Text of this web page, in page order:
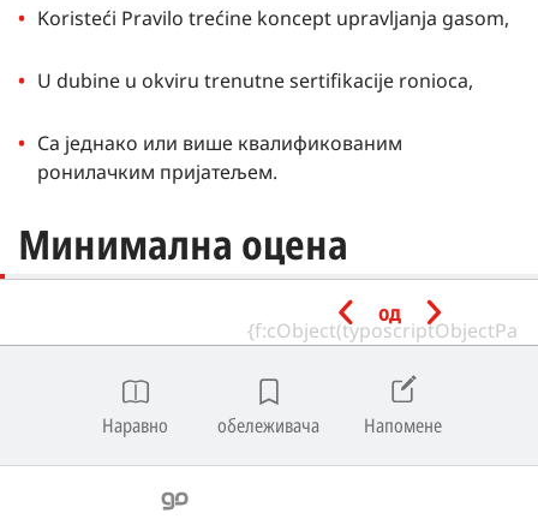
Koristeći Pravilo trećine koncept upravljanja gasom,
U dubine u okviru trenutne sertifikacije ronioca,
Са једнако или више квалификованим
ронилачким пријатељем.
Минимална оцена
инструктора
Full Cave Diving Instructor са активним статусом
може водити програм Full Cave Diving .
Конфигурације опреме
Они могу користити Твинсет Тотал Дивинг систем
као што је наведено у SSI стандардима обуке ако
од
Наравно обележивача Напомене